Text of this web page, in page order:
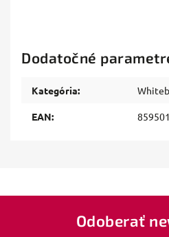
Dodatočné
Kategória:
EAN:
Odoberať